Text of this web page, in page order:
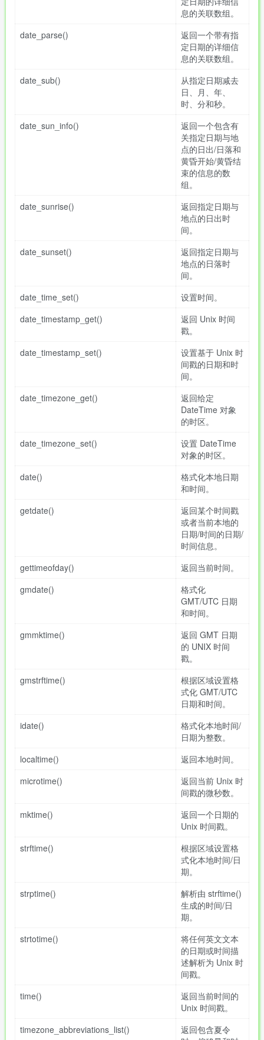
息的关联数组。
date_parse()
返回一个带有指
定日期的详细信
息的关联数组。
date_sub()
从指定日期减去
日、月、年、
时、分和秒。
date_sun_info()
返回一个包含有
关指定日期与地
点的日出/日落和
黄昏开始/黄昏结
束的信息的数
组。
date_sunrise()
返回指定日期与
地点的日出时
间。
date_sunset()
返回指定日期与
地点的日落时
间。
date_time_set()
设置时间。
date_timestamp_get()
返回 Unix 时间
戳。
date_timestamp_set()
设置基于 Unix 时
间戳的日期和时
间。
date_timezone_get()
返回给定
DateTime 对象
的时区。
date_timezone_set()
设置 DateTime
对象的时区。
date()
格式化本地日期
和时间。
getdate()
返回某个时间戳
或者当前本地的
日期/时间的日期/
时间信息。
gettimeofday()
返回当前时间。
gmdate()
格式化
GMT/UTC 日期
和时间。
gmmktime()
返回 GMT 日期
的 UNIX 时间
戳。
gmstrftime()
根据区域设置格
式化 GMT/UTC
日期和时间。
idate()
格式化本地时间/
日期为整数。
localtime()
返回本地时间。
microtime()
返回当前 Unix 时
间戳的微秒数。
mktime()
返回一个日期的
Unix 时间戳。
strftime()
根据区域设置格
式化本地时间/日
期。
strptime()
解析由 strftime()
生成的时间/日
期。
strtotime()
将任何英文文本
的日期或时间描
述解析为 Unix 时
间戳。
time()
返回当前时间的
Unix 时间戳。
timezone_abbreviations_list()
返回包含夏令